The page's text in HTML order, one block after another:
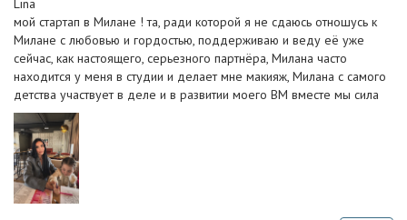
мой стартап в Милане ! та, ради которой я не сдаюсь отношусь к
Милане с любовью и гордостью, поддерживаю и веду её уже
сейчас, как настоящего, серьезного партнёра, Милана часто
находится у меня в студии и делает мне макияж, Милана с самого
детства участвует в деле и в развитии моего BM вместе мы сила